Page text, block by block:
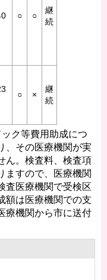
○ ○
継
続
○ ×
継
続
ク等費用助成につ
、その医療機関が実
ん。検査料、検査項
ますので、医療機関
査医療機関で受検区
額は医療機関での支
療機関から市に送付